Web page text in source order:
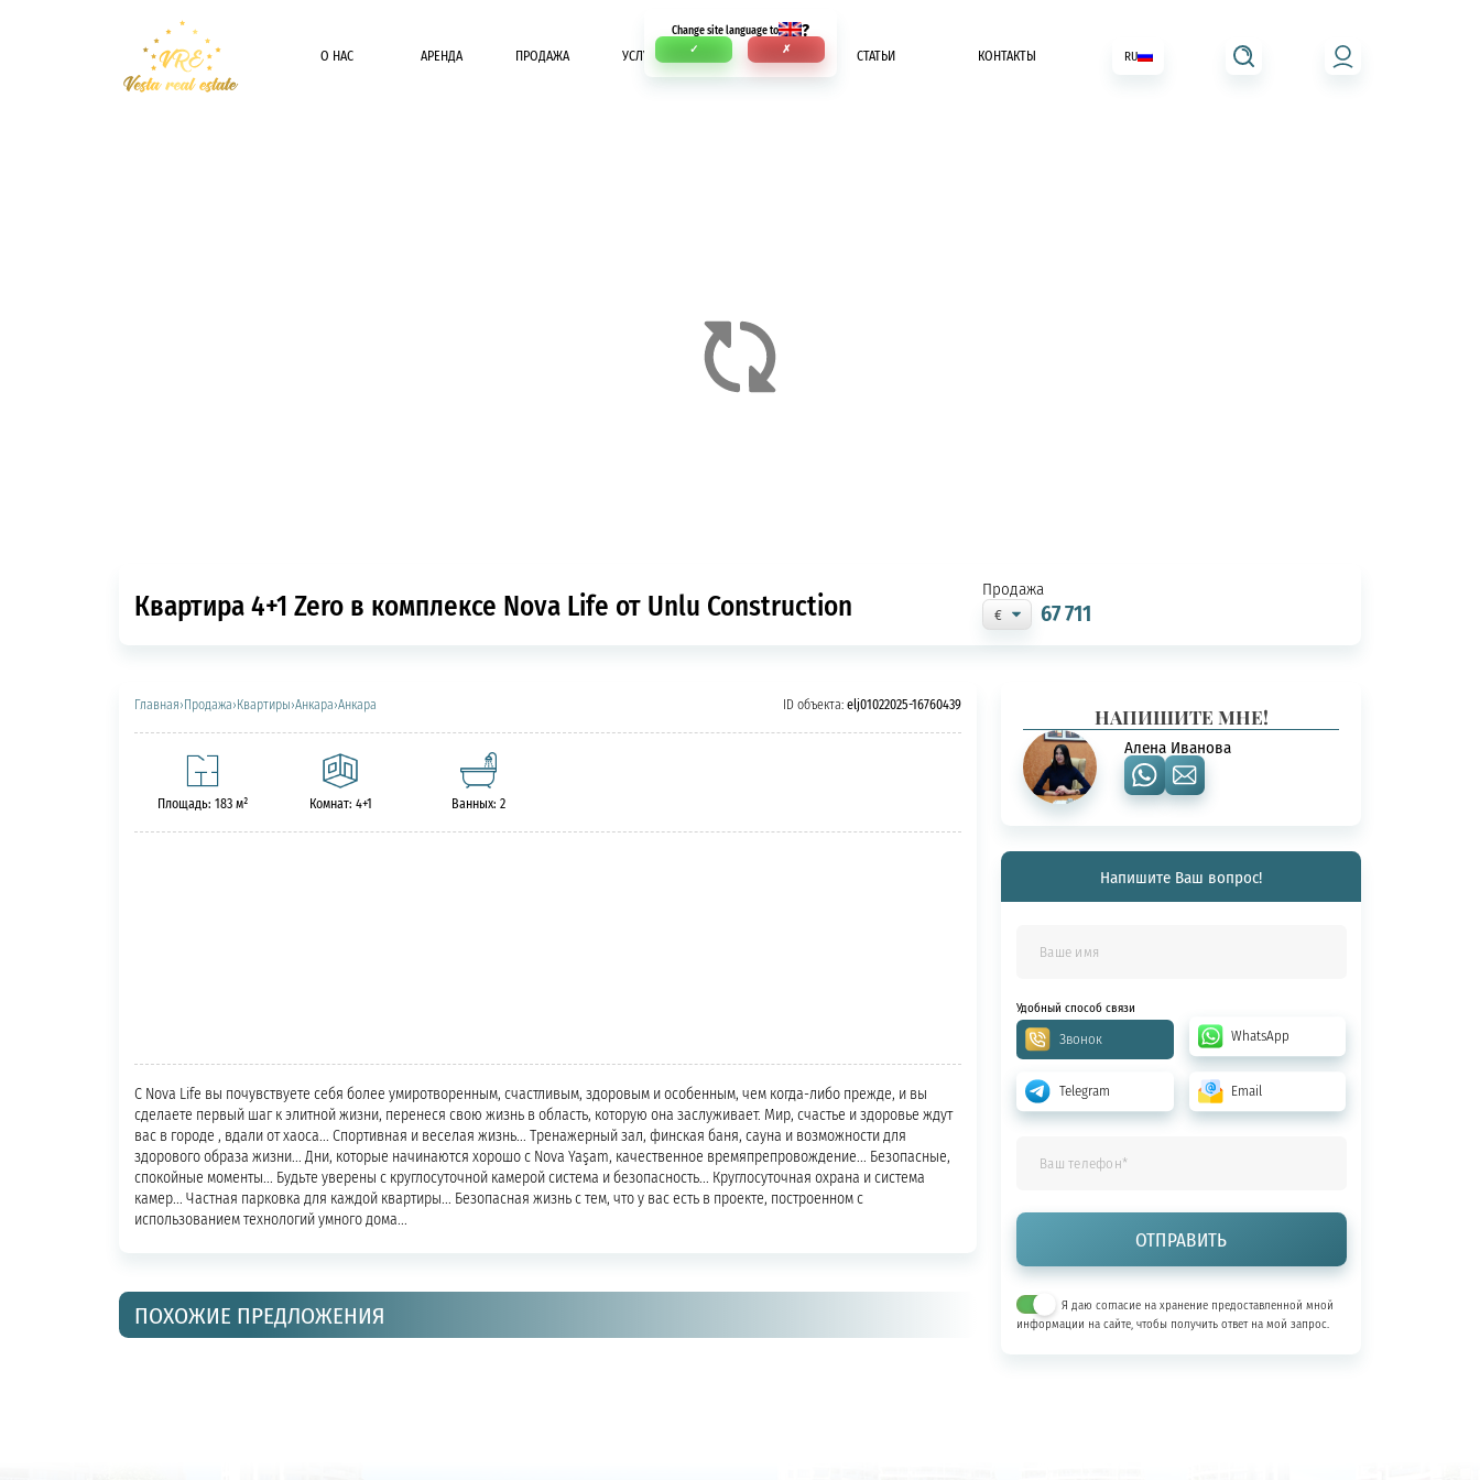
Change site language to ?
✓ ✗
О НАС АРЕНДА ПРОДАЖА УСЛУГИ ОПЛАТА СТАТЬИ КОНТАКТЫ RU
Квартира 4+1 Zero в комплексе Nova Life от Unlu Construction Продажа
67 711
Главная›Продажа›Квартиры›Анкара›Анкара ID объекта:elj01022025-16760439
Площадь: 183 м² Комнат: 4+1 Ванных: 2
С Nova Life вы почувствуете себя более умиротворенным, счастливым, здоровым и особенным, чем когда-либо прежде, и вы
сделаете первый шаг к элитной жизни, перенеся свою жизнь в область, которую она заслуживает. Мир, счастье и здоровье ждут
вас в городе , вдали от хаоса... Спортивная и веселая жизнь... Тренажерный зал, финская баня, сауна и возможности для
здорового образа жизни... Дни, которые начинаются хорошо с Nova Yaşam, качественное времяпрепровождение... Безопасные,
спокойные моменты... Будьте уверены с круглосуточной камерой система и безопасность... Круглосуточная охрана и система
камер... Частная парковка для каждой квартиры... Безопасная жизнь с тем, что у вас есть в проекте, построенном с
использованием технологий умного дома...
ПОХОЖИЕ ПРЕДЛОЖЕНИЯ
НАПИШИТЕ МНЕ!
Алена Иванова
Напишите Ваш вопрос!
Удобный способ связи
Звонок WhatsApp
Telegram Email
Я даю согласие на хранение предоставленной мной
информации на сайте, чтобы получить ответ на мой запрос.